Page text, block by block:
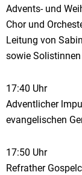
Advents- und
Chor und
Leitung von
sowie
17:40 Uhr
Adventlicher
evangelischen
17:50 Uhr
Refrather